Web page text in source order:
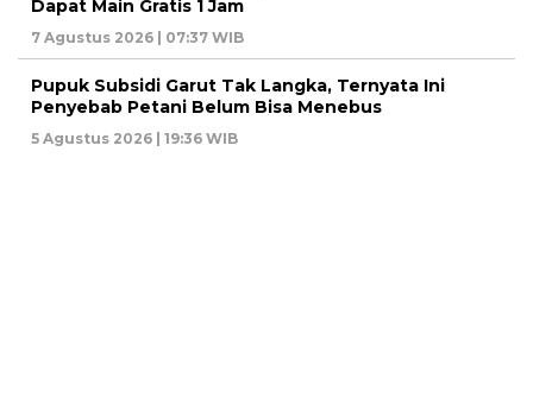
Dapat Main Gratis 1 Jam
7 Agustus 2026 | 07:37 WIB
Pupuk Subsidi Garut Tak Langka, Ternyata Ini
Penyebab Petani Belum Bisa Menebus
5 Agustus 2026 | 19:36 WIB